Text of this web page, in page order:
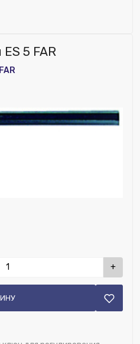
5 FAR
FAR
+